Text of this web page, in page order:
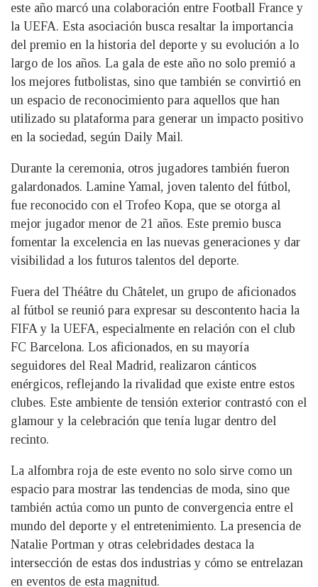
este año marcó una colaboración entre Football France y
la UEFA. Esta asociación busca resaltar la importancia
del premio en la historia del deporte y su evolución a lo
largo de los años. La gala de este año no solo premió a
los mejores futbolistas, sino que también se convirtió en
un espacio de reconocimiento para aquellos que han
utilizado su plataforma para generar un impacto positivo
en la sociedad, según Daily Mail.
Durante la ceremonia, otros jugadores también fueron
galardonados. Lamine Yamal, joven talento del fútbol,
fue reconocido con el Trofeo Kopa, que se otorga al
mejor jugador menor de 21 años. Este premio busca
fomentar la excelencia en las nuevas generaciones y dar
visibilidad a los futuros talentos del deporte.
Fuera del Théâtre du Châtelet, un grupo de aficionados
al fútbol se reunió para expresar su descontento hacia la
FIFA y la UEFA, especialmente en relación con el club
FC Barcelona. Los aficionados, en su mayoría
seguidores del Real Madrid, realizaron cánticos
enérgicos, reflejando la rivalidad que existe entre estos
clubes. Este ambiente de tensión exterior contrastó con el
glamour y la celebración que tenía lugar dentro del
recinto.
La alfombra roja de este evento no solo sirve como un
espacio para mostrar las tendencias de moda, sino que
también actúa como un punto de convergencia entre el
mundo del deporte y el entretenimiento. La presencia de
Natalie Portman y otras celebridades destaca la
intersección de estas dos industrias y cómo se entrelazan
en eventos de esta magnitud.